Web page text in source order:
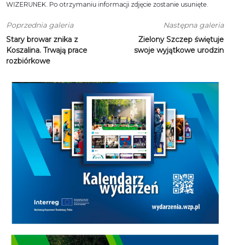
WIZERUNEK. Po otrzymaniu informacji zdjęcie zostanie usunięte.
Poprzednia galeria
Stary browar znika z
Koszalina. Trwają prace
rozbiórkowe
Następna galeria
Zielony Szczep świętuje
swoje wyjątkowe urodzin